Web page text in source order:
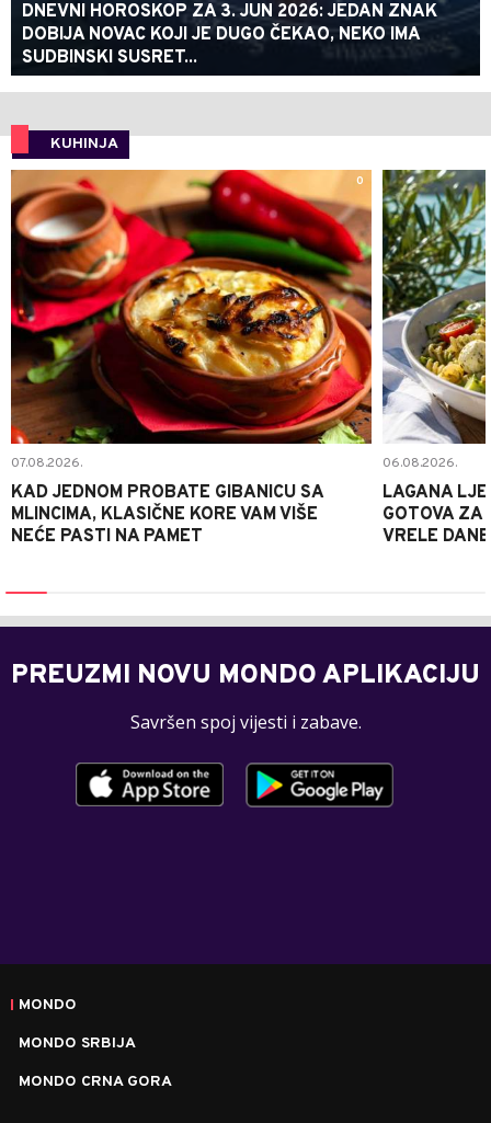
DNEVNI HOROSKOP ZA 3. JUN 2026: JEDAN ZNAK
DOBIJA NOVAC KOJI JE DUGO ČEKAO, NEKO IMA
SUDBINSKI SUSRET...
KUHINJA
0
07.08.2026.
KAD JEDNOM PROBATE GIBANICU SA
MLINCIMA, KLASIČNE KORE VAM VIŠE
NEĆE PASTI NA PAMET
06.08.2026.
LAGANA
GOTOVA ZA
VRELE DANE
PREUZMI NOVU MONDO APLIKACIJU
Savršen spoj vijesti i zabave.
MONDO
MONDO SRBIJA
MONDO CRNA GORA